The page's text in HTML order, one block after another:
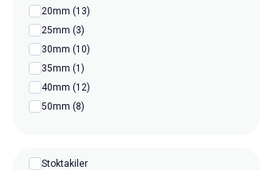
20mm (13)
25mm (3)
30mm (10)
35mm (1)
40mm (12)
50mm (8)
Stoktakiler